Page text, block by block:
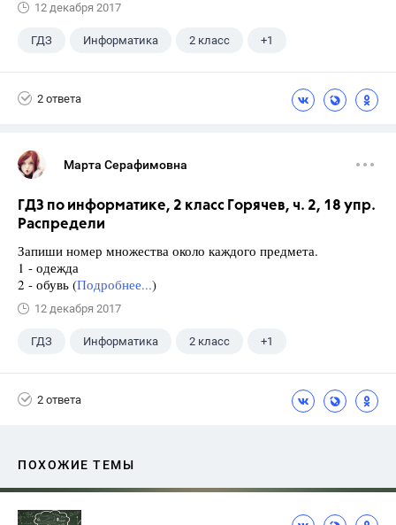
12 декабря 2017
ГДЗ Информатика 2 класс +1
2 ответа
Марта Серафимовна
ГДЗ по информатике, 2 класс Горячев, ч. 2, 18 упр.
Распредели
Запиши номер множества около каждого предмета.
1 - одежда
2 - обувь (Подробнее...)
12 декабря 2017
ГДЗ Информатика 2 класс +1
2 ответа
ПОХОЖИЕ ТЕМЫ